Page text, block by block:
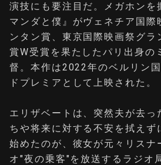
演技にも要注目だ。メガホンを
マンダと僕』がヴェネチア国際
ンタン賞、東京国際映画祭グラ
賞W受賞を果たしたパリ出身の
督。本作は2022年のベルリン
ドプレミアとして上映された。
エリザベートは、突然夫が去っ
ちや将来に対する不安を拭えず
始めたのが、彼女が元々リスナ
オ"夜の乗客"を放送するラジオ